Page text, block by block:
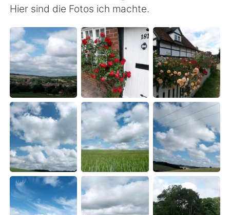
العربية Français
Deutsch 日本語
한국어 Русский
Indonesia Italiano
Türkçe Tiếng Việt
Português
Hier sind die Fotos ich machte.